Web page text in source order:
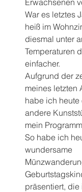
Erwachsenen
War es letztes
heiß im
diesmal unter
Temperaturen
einfacher.
Aufgrund der
meines letzten
habe ich heute
andere
mein
So habe ich
wundersame
präsentiert,